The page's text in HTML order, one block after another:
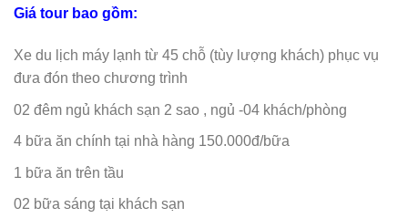
Giá tour bao gồm:
Xe du lịch máy lạnh từ 45 chỗ (tùy lượng khách) phục vụ
đưa đón theo chương trình
02 đêm ngủ khách sạn 2 sao , ngủ -04 khách/phòng
4 bữa ăn chính tại nhà hàng 150.000đ/bữa
1 bữa ăn trên tầu
02 bữa sáng tại khách sạn